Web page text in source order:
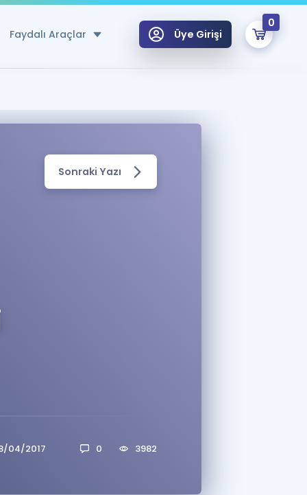
Faydalı Araçlar
Hesaplama Aracı
için Öneriler
Tek Takvimde
Fırsatlar
İlgili Haberler
Üye Girişi
0
Sepetin Şu An Boş.
Sonraki Yazı
04/2017 0 3982